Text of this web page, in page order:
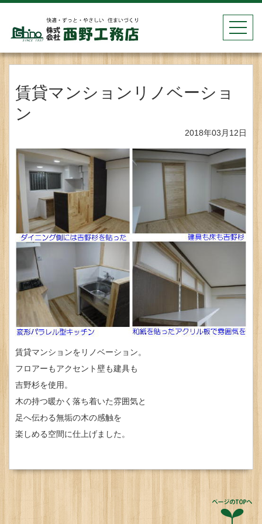
toggle
賃貸マンションリノベーショ
ン
2018年03月12日
賃貸マンションをリノベーション。
フロアーもアクセント壁も建具も
吉野杉を使用。
木の持つ暖かく落ち着いた雰囲気と
足へ伝わる無垢の木の感触を
楽しめる空間に仕上げました。